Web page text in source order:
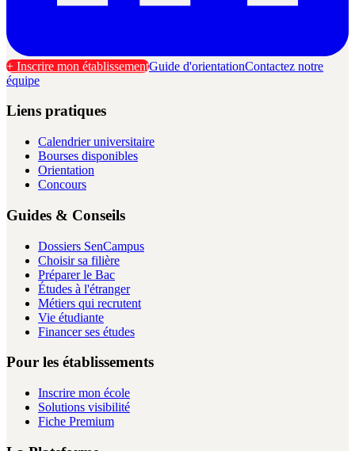
+ Inscrire mon établissementGuide d'orientationContactez notre
équipe
Liens pratiques
Calendrier universitaire
Bourses disponibles
Orientation
Concours
Guides & Conseils
Dossiers SenCampus
Choisir sa filière
Préparer le Bac
Études à l'étranger
Métiers qui recrutent
Vie étudiante
Financer ses études
Pour les établissements
Inscrire mon école
Solutions visibilité
Fiche Premium